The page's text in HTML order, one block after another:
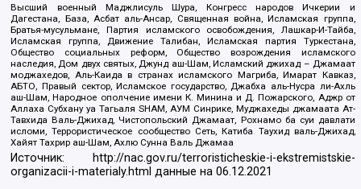
Высший военный Маджлисуль Шура, Конгресс народов Ичкерии и
Дагестана, База, Асбат аль-Ансар, Священная война, Исламская группа,
Братья-мусульмане, Партия исламского освобождения, Лашкар-И-Тайба,
Исламская группа, Движение Талибан, Исламская партия Туркестана,
Общество социальных реформ, Общество возрождения исламского
наследия, Дом двух святых, Джунд аш-Шам, Исламский джихад – Джамаат
моджахедов, Аль-Каида в странах исламского Магриба, Имарат Кавказ,
АБТО, Правый сектор, Исламское государство, Джабха аль-Нусра ли-Ахль
аш-Шам, Народное ополчение имени К. Минина и Д. Пожарского, Аджр от
Аллаха Субхану уа Тагьаля SHAM, АУМ Синрике, Муджахеды джамаата Ат-
Тавхида Валь-Джихад, Чистопольский Джамаат, Рохнамо ба суи давлати
исломи, Террористическое сообщество Сеть, Катиба Таухид валь-Джихад,
Хайят Тахрир аш-Шам, Ахлю Сунна Валь Джамаа
Источник:
http://nac.gov.ru/terroristicheskie-i-ekstremistskie-
organizacii-i-materialy.html данные на06.12.2021